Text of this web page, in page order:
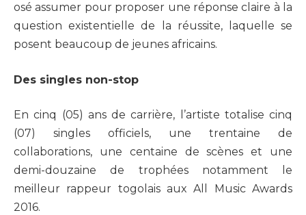
osé assumer pour proposer une réponse claire à la
question existentielle de la réussite, laquelle se
posent beaucoup de jeunes africains.
Des singles non-stop
En cinq (05) ans de carrière, l’artiste totalise cinq
(07) singles officiels, une trentaine de
collaborations, une centaine de scènes et une
demi-douzaine de trophées notamment le
meilleur rappeur togolais aux All Music Awards
2016.